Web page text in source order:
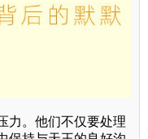
力。他们不仅要处理